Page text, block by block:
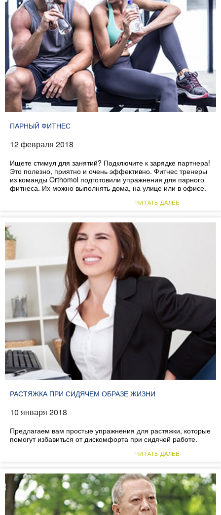
ПАРНЫЙ ФИТНЕС
12 февраля 2018
Ищете стимул для занятий? Подключите к зарядке партнера!
Это полезно, приятно и очень эффективно. Фитнес тренеры
из команды Orthomol подготовили упражнения для парного
фитнеса. Их можно выполнять дома, на улице или в офисе.
ЧИТАТЬ ДАЛЕЕ
РАСТЯЖКА ПРИ СИДЯЧЕМ ОБРАЗЕ ЖИЗНИ
10 января 2018
Предлагаем вам простые упражнения для растяжки, которые
помогут избавиться от дискомфорта при сидячей работе.
ЧИТАТЬ ДАЛЕЕ